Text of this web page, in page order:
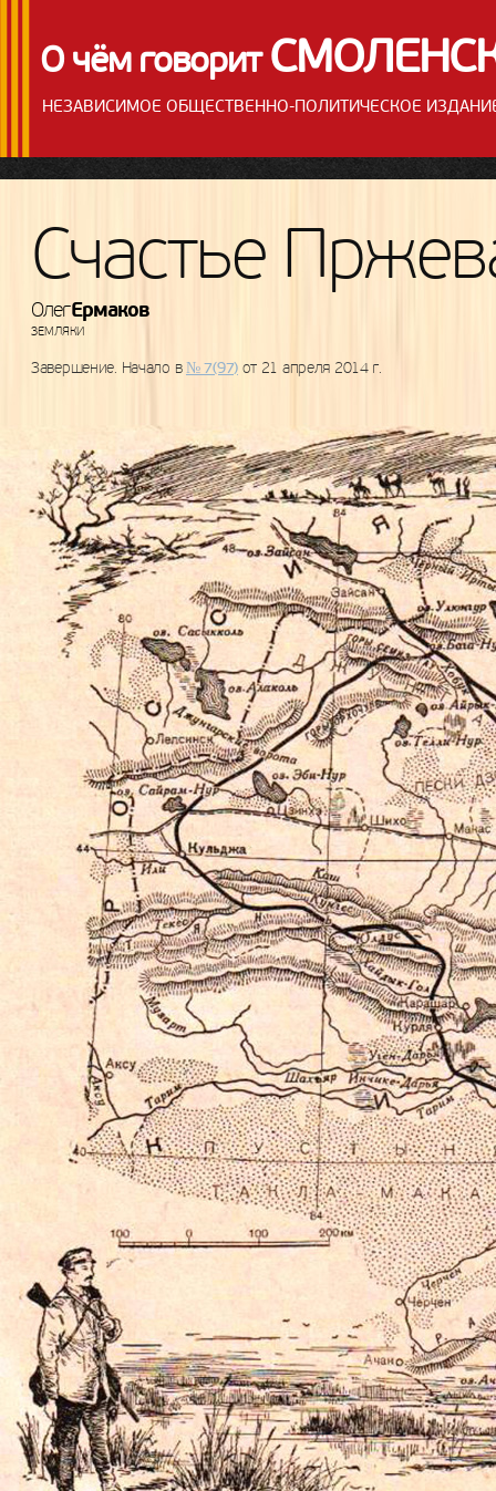
О чём говорит
НЕЗАВИСИМОЕ ОБЩЕСТВЕННО-ПОЛИТИЧЕСКОЕ
Счастье
ОлегЕрмаков
ЗЕМЛЯКИ
Завершение. Начало в№ 7(97)от 21 апреля 2014 г.